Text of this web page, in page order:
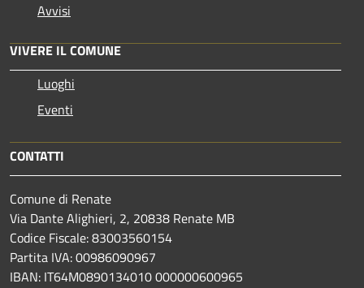
Avvisi
VIVERE IL COMUNE
Luoghi
Eventi
CONTATTI
Comune di Renate
Via Dante Alighieri, 2, 20838 Renate MB
Codice Fiscale: 83003560154
Partita IVA: 00986090967
IBAN: IT64M0890134010 000000600965